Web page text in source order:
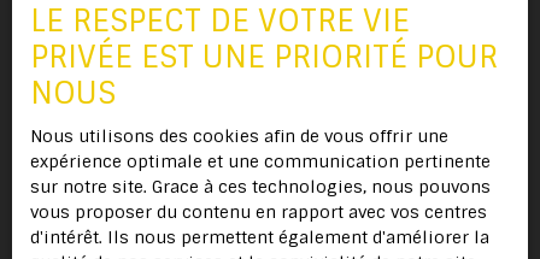
Surface min (m²)
Pièces min
J'accepte le traitement de mes données
personnelles conformément au RGPD. Si vous
ne souhaitez pas faire l'objet de prospection
commerciale par voie téléphonique, vous
pouvez vous inscrire gratuitement sur la liste
LE RESPECT DE VOTRE VIE
PRIVÉE EST UNE PRIORITÉ POUR
NOUS
Nous utilisons des cookies afin de vous offrir une
expérience optimale et une communication pertinente
sur notre site. Grace à ces technologies, nous pouvons
vous proposer du contenu en rapport avec vos centres
d'intérêt. Ils nous permettent également d'améliorer la